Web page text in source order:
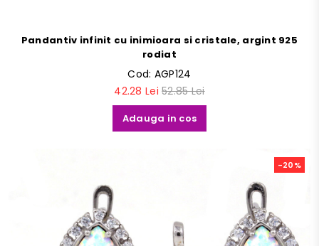
Pandantiv infinit cu inimioara si cristale, argint 925
rodiat
Cod: AGP124
42.28 Lei52.85 Lei
Adauga in cos
-20%